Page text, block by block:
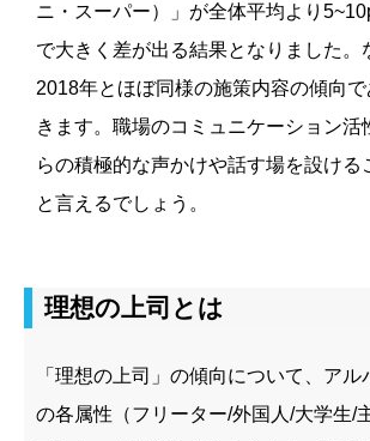
ニ・スーパー）」が全体平均より
で大きく差が出る結果となりました。
2018年とほぼ同様の施策内容の傾向
きます。職場のコミュニケーション活
らの積極的な声かけや話す場を設ける
と言えるでしょう。
理想の上司とは
「理想の上司」の傾向について、アル
の各属性（フリーター/外国人/大学生/